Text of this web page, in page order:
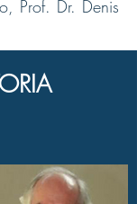
Prof. Dr. Denis